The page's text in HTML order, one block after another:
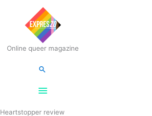
Online queer magazine
Hoofdmenu
Zoeken
Heartstopper review